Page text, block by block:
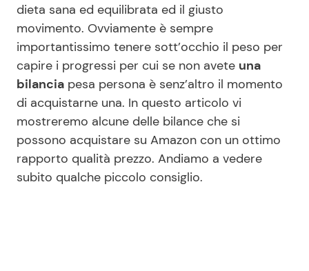
News benessere
Salute
Viaggi e Turismo
Festività
Primi Piatti
Ricette Facili e Veloci
Ricette Feste
Ricette per Bambini
dieta sana ed equilibrata ed il giusto
movimento. Ovviamente è sempre
importantissimo tenere sott’occhio il peso per
capire i progressi per cui se non avete una
bilancia pesa persona è senz’altro il momento
di acquistarne una. In questo articolo vi
mostreremo alcune delle bilance che si
possono acquistare su Amazon con un ottimo
rapporto qualità prezzo. Andiamo a vedere
subito qualche piccolo consiglio.